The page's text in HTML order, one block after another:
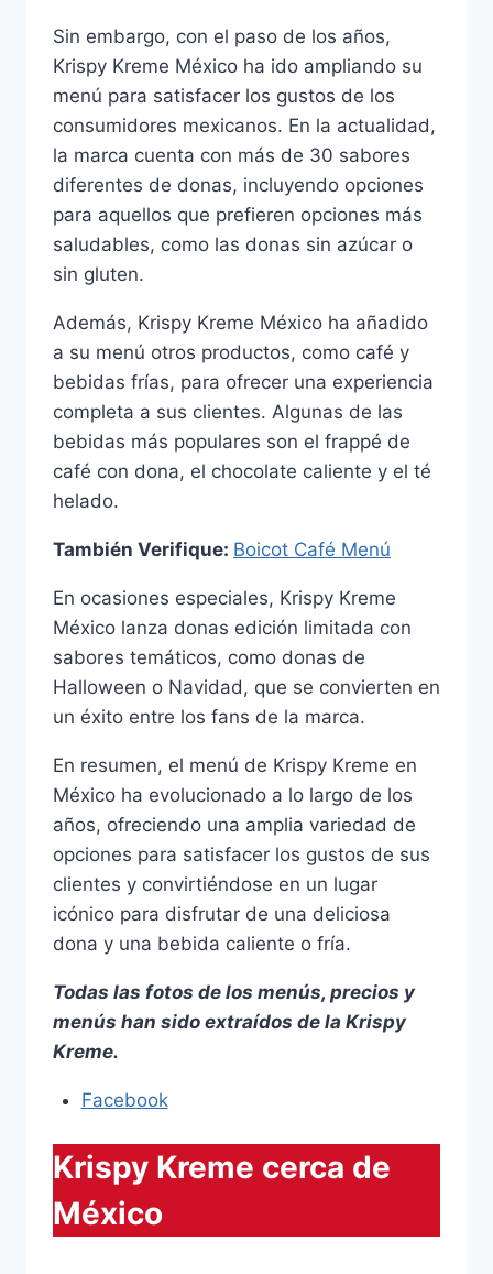
Sin embargo, con el paso de los años,
Krispy Kreme México ha ido ampliando su
menú para satisfacer los gustos de los
consumidores mexicanos. En la actualidad,
la marca cuenta con más de 30 sabores
diferentes de donas, incluyendo opciones
para aquellos que prefieren opciones más
saludables, como las donas sin azúcar o
sin gluten.
Además, Krispy Kreme México ha añadido
a su menú otros productos, como café y
bebidas frías, para ofrecer una experiencia
completa a sus clientes. Algunas de las
bebidas más populares son el frappé de
café con dona, el chocolate caliente y el té
helado.
También Verifique: Boicot Café Menú
En ocasiones especiales, Krispy Kreme
México lanza donas edición limitada con
sabores temáticos, como donas de
Halloween o Navidad, que se convierten en
un éxito entre los fans de la marca.
En resumen, el menú de Krispy Kreme en
México ha evolucionado a lo largo de los
años, ofreciendo una amplia variedad de
opciones para satisfacer los gustos de sus
clientes y convirtiéndose en un lugar
icónico para disfrutar de una deliciosa
dona y una bebida caliente o fría.
Todas las fotos de los menús, precios y
menús han sido extraídos de la Krispy
Kreme.
Facebook
Krispy Kreme cerca de
México